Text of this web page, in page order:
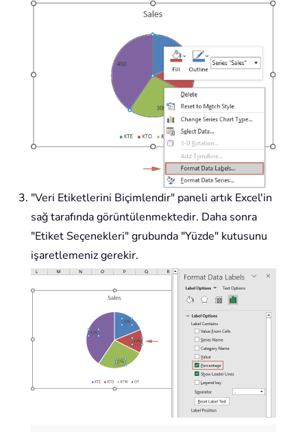
"Veri Etiketlerini Biçimlendir" paneli artık Excel'in
sağ tarafında görüntülenmektedir. Daha sonra
"Etiket Seçenekleri" grubunda "Yüzde" kutusunu
işaretlemeniz gerekir.